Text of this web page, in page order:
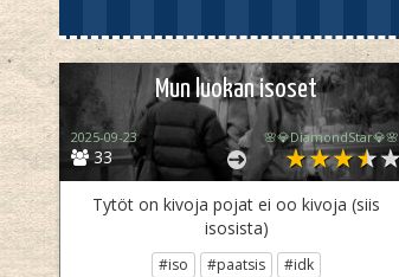
Mun luokan isoset
33
2025-09-23 🌸💎DiamondStar💎🌸
Tytöt on kivoja pojat ei oo kivoja (siis
isosista)
#iso #paatsis
#idk